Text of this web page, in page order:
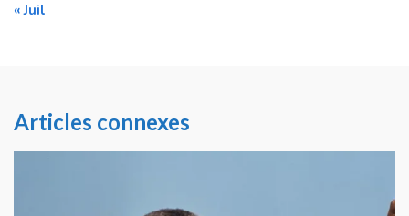
« Juil
Articles connexes